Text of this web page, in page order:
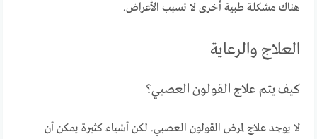
هناك مشكلة طبية أخرى لا تسبب الأعراض.
العلاج والرعاية
كيف يتم علاج القولون العصبي؟
لا يوجد علاج لمرض القولون العصبي. لكن أشياء كثيرة يمكن أن